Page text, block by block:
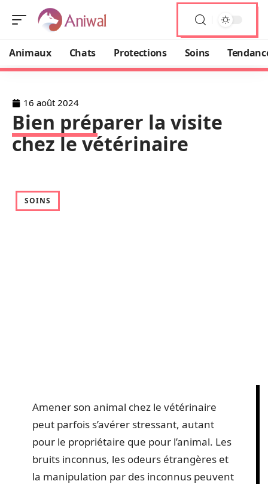
Animaux Chats Protections Soins
16 août 2024
Bien préparer la visite
chez le vétérinaire
SOINS
Amener son animal chez le vétérinaire
peut parfois s’avérer stressant, autant
pour le propriétaire que pour l’animal. Les
bruits inconnus, les odeurs étrangères et
la manipulation par des inconnus peuvent